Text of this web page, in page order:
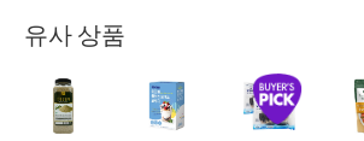
유사 상품